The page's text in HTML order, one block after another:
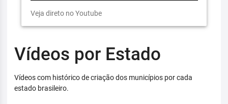
Veja direto no Youtube
Vídeos por Estado
Vídeos com histórico de criação dos municípios por cada
estado brasileiro.